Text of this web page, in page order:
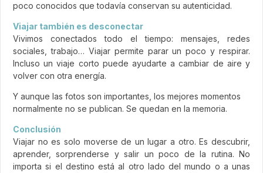
poco conocidos que todavía conservan su autenticidad.
Viajar también es desconectar
Vivimos conectados todo el tiempo: mensajes, redes
sociales, trabajo… Viajar permite parar un poco y respirar.
Incluso un viaje corto puede ayudarte a cambiar de aire y
volver con otra energía.
Y aunque las fotos son importantes, los mejores momentos
normalmente no se publican. Se quedan en la memoria.
Conclusión
Viajar no es solo moverse de un lugar a otro. Es descubrir,
aprender, sorprenderse y salir un poco de la rutina. No
importa si el destino está al otro lado del mundo o a unas